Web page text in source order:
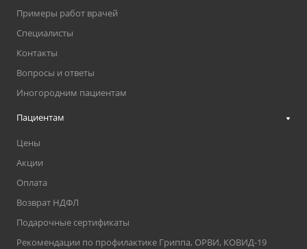
Примеры работ врачей
Специалисты
Контакты
Вопросы и ответы
Иногородним пациентам
Пациентам
Цены
Акции
Оплата
Возврат НДФЛ
Подарочные сертификаты
Рекомендации по профилактике Гриппа, ОРВИ, КОВИД-19